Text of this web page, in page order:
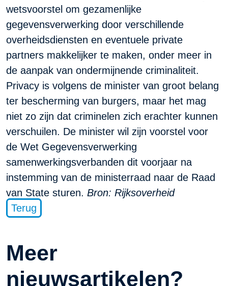
wetsvoorstel om gezamenlijke
gegevensverwerking door verschillende
overheidsdiensten en eventuele private
partners makkelijker te maken, onder meer in
de aanpak van ondermijnende criminaliteit.
Privacy is volgens de minister van groot belang
ter bescherming van burgers, maar het mag
niet zo zijn dat criminelen zich erachter kunnen
verschuilen. De minister wil zijn voorstel voor
de Wet Gegevensverwerking
samenwerkingsverbanden dit voorjaar na
instemming van de ministerraad naar de Raad
van State sturen. Bron: Rijksoverheid
Terug
Meer
nieuwsartikelen?